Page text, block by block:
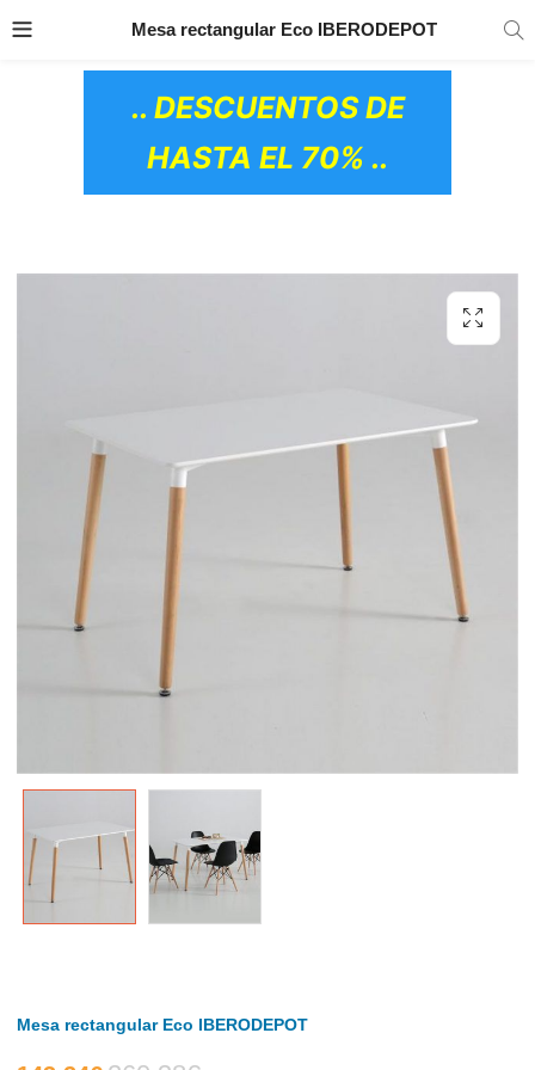
CERÁMICOS)
PRODUCTOS
.. DESCUENTOS DE
HASTA EL 70% ..
Mesa rectangular Eco IBERODEPOT
Mesa rectangular Eco IBERODEPOT